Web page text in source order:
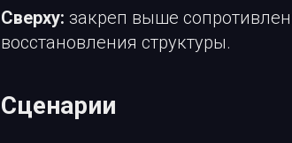
Сверху: закреп выше
восстановления структуры.
Сценарии